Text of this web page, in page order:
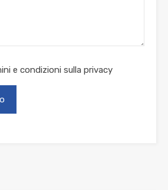
e condizioni sulla privacy